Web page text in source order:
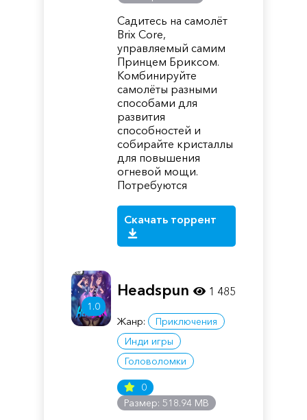
Садитесь на самолёт
Brix Core,
управляемый самим
Принцем Бриксом.
Комбинируйте
самолёты разными
способами для
развития
способностей и
собирайте кристаллы
для повышения
огневой мощи.
Потребуются
Скачать торрент
1.0
Headspun
Жанр:
Приключения
Инди игры
Головоломки
0
Размер: 518.94 MB
1 485